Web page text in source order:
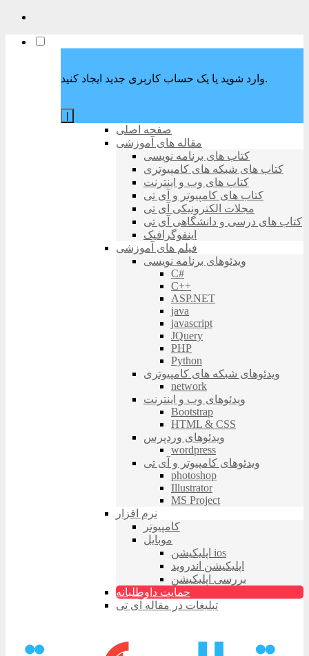
وارد شوید یا یک حساب کاربری جدید ایجاد کنید.
صفحه اصلی
مقاله های آموزشی
کتاب های برنامه نویسی
کتاب های شبکه های کامپیوتری
کتاب های وب و اینترنت
کتاب های کامپیوتر و آی تی
مجلات الکترونیکی آی تی
کتاب های درسی و دانشگاهی آی تی
اینفوگرافیک
فیلم های آموزشی
ویدئوهای برنامه نویسی
C#
C++
ASP.NET
java
javascript
JQuery
PHP
Python
ویدئوهای شبکه های کامپیوتری
network
ویدئوهای وب و اینترنت
Bootstrap
HTML & CSS
ویدئوهای وردپرس
wordpress
ویدئوهای کامپیوتر و آی تی
photoshop
Illustrator
MS Project
نرم افزار
کامپیوتر
موبایل
اپلیکیشن ios
اپلیکیشن اندروید
بررسی اپلیکیشن
حمایت داوطلبانه
تبلیغات در مقاله آی تی